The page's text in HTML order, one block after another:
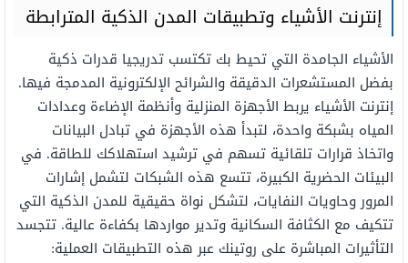
إنترنت الأشياء وتطبيقات المدن الذكية المترابطة
الأشياء الجامدة التي تحيط بك تكتسب تدريجيا قدرات ذكية
بفضل المستشعرات الدقيقة والشرائح الإلكترونية المدمجة فيها.
إنترنت الأشياء يربط الأجهزة المنزلية وأنظمة الإضاءة وعدادات
المياه بشبكة واحدة، لتبدأ هذه الأجهزة في تبادل البيانات
واتخاذ قرارات تلقائية تسهم في ترشيد استهلاكك للطاقة. في
البيئات الحضرية الكبيرة، تتسع هذه الشبكات لتشمل إشارات
المرور وحاويات النفايات، لتشكل نواة حقيقية للمدن الذكية التي
تتكيف مع الكثافة السكانية وتدير مواردها بكفاءة عالية. تتجسد
التأثيرات المباشرة على روتينك عبر هذه التطبيقات العملية: